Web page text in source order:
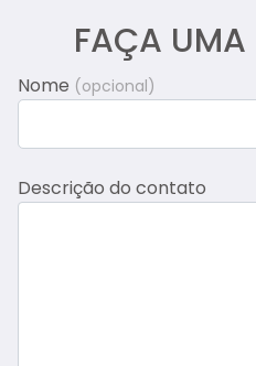
FAÇA UMA
Nome (opcional)
Descrição do contato